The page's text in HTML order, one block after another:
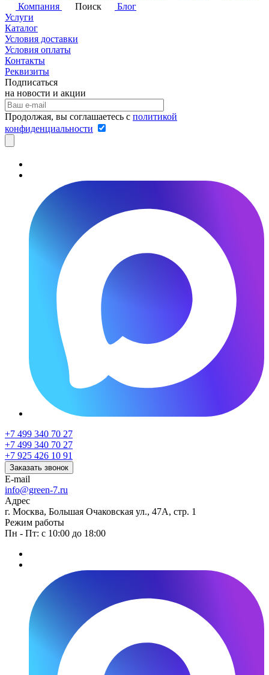
Компания
Поиск
Блог
Услуги
Каталог
Условия доставки
Условия оплаты
Контакты
Реквизиты
Подписаться
на новости и акции
Продолжая, вы соглашаетесь с политикой
конфиденциальности
+7 499 340 70 27
+7 499 340 70 27
+7 925 426 10 91
Заказать звонок
E-mail
info@green-7.ru
Адрес
г. Москва, Большая Очаковская ул., 47А, стр. 1
Режим работы
Пн - Пт: с 10:00 до 18:00